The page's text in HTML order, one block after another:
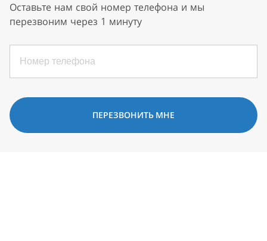
Оставьте нам свой номер телефона и мы
перезвоним через 1 минуту
ПЕРЕЗВОНИТЬ МНЕ